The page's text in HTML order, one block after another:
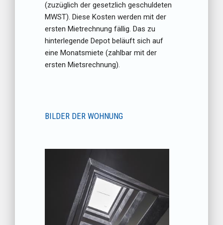
(zuzüglich der gesetzlich geschuldeten
MWST). Diese Kosten werden mit der
ersten Mietrechnung fällig. Das zu
hinterlegende Depot beläuft sich auf
eine Monatsmiete (zahlbar mit der
ersten Mietsrechnung).
BILDER DER WOHNUNG